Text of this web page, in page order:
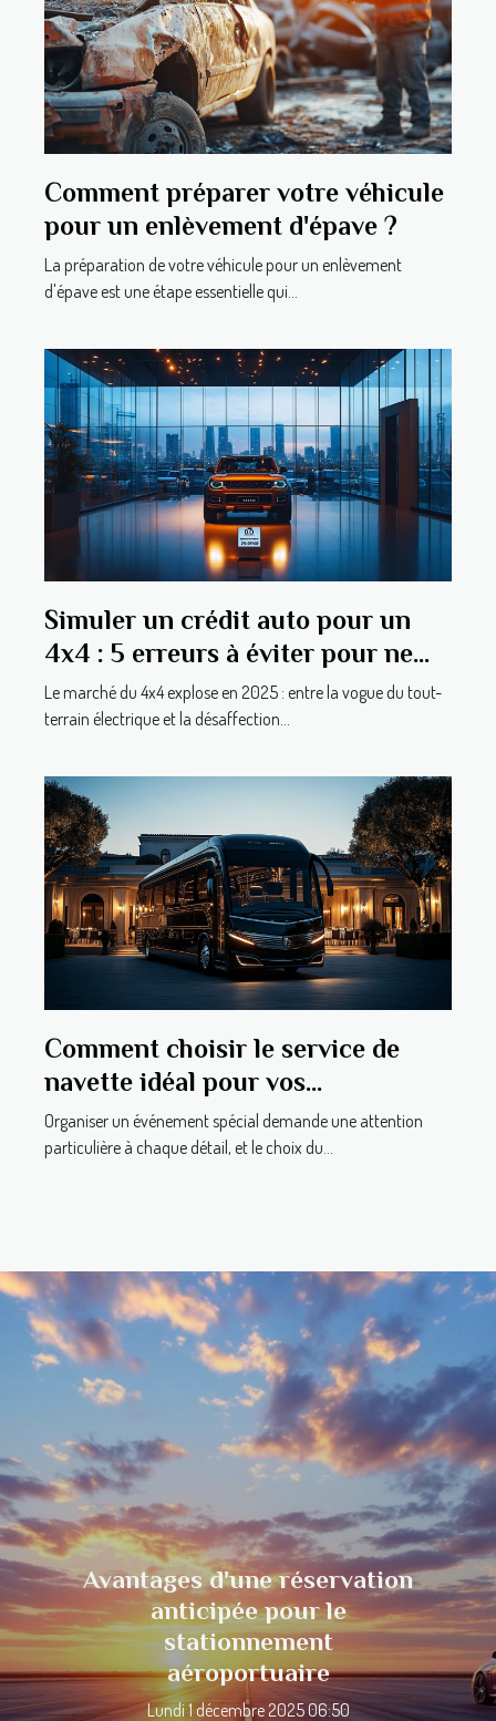
Comment préparer votre véhicule
pour un enlèvement d'épave ?
La préparation de votre véhicule pour un enlèvement
d'épave est une étape essentielle qui...
Simuler un crédit auto pour un
4x4 : 5 erreurs à éviter pour ne
pas payer trop cher
Le marché du 4x4 explose en 2025 : entre la vogue du tout-
terrain électrique et la désaffection...
Comment choisir le service de
navette idéal pour vos
événements spéciaux
Organiser un événement spécial demande une attention
particulière à chaque détail, et le choix du...
Avantages d'une réservation
anticipée pour le
stationnement
aéroportuaire
Lundi 1 décembre 2025 06:50